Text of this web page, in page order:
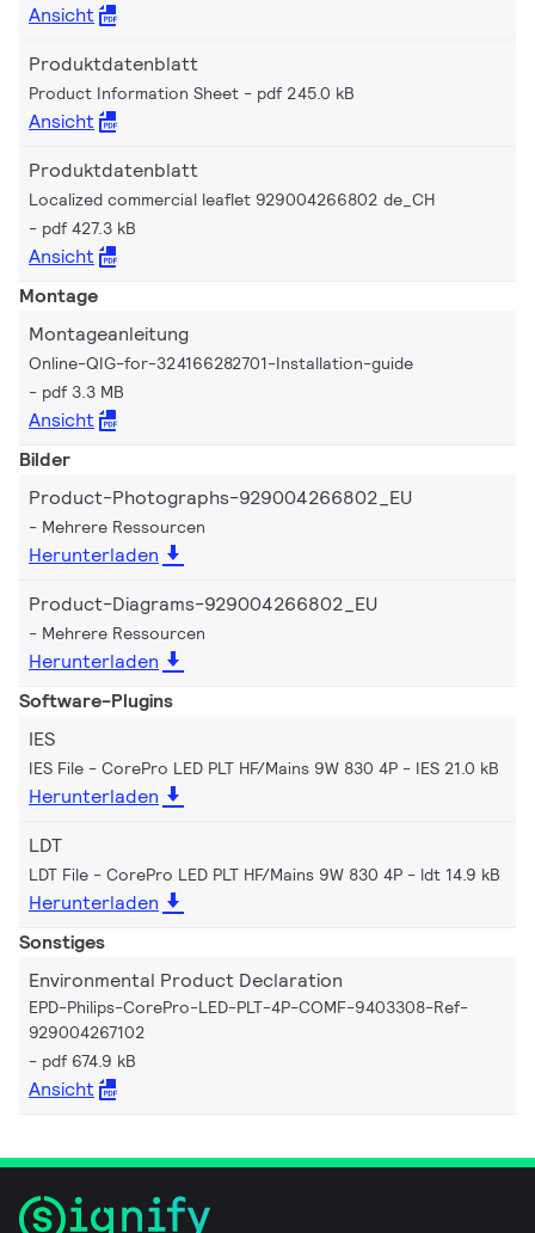
Ansicht
Produktdatenblatt
Product Information Sheet pdf 245.0 kB
Ansicht
Produktdatenblatt
Localized commercial leaflet 929004266802 de_CH
pdf 427.3 kB
Ansicht
Montage
Montageanleitung
Online-QIG-for-324166282701-Installation-guide
pdf 3.3 MB
Ansicht
Bilder
Product-Photographs-929004266802_EU
Mehrere Ressourcen
Herunterladen
Product-Diagrams-929004266802_EU
Mehrere Ressourcen
Herunterladen
Software-Plugins
IES
IES File - CorePro LED PLT HF/Mains 9W 830 4P IES 21.0 kB
Herunterladen
LDT
LDT File - CorePro LED PLT HF/Mains 9W 830 4P ldt 14.9 kB
Herunterladen
Sonstiges
Environmental Product Declaration
EPD-Philips-CorePro-LED-PLT-4P-COMF-9403308-Ref-
929004267102
pdf 674.9 kB
Ansicht